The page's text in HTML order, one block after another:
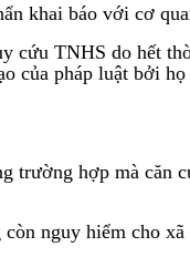
khai báo với cơ
cứu TNHS do hết
pháp luật bởi
trường hợp mà căn
nguy hiểm cho xã